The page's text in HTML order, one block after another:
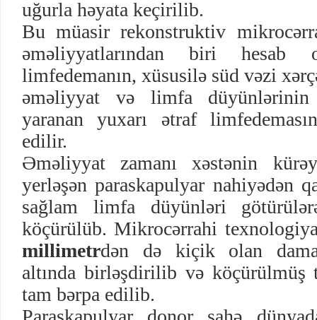
uğurla həyata keçirilib.
Bu müasir rekonstruktiv
əməliyyatlarından biri
limfedemanın, xüsusilə süd vəzi
əməliyyat və limfa düyünlərinin
yaranan yuxarı ətraf
edilir.
Əməliyyat zamanı xəstənin
yerləşən paraskapulyar nahiyədən
sağlam limfa düyünləri
köçürülüb. Mikrocərrahi
millimetrdən də kiçik olan
altında birləşdirilib və köçürülmüş
tam bərpa edilib.